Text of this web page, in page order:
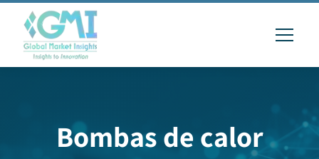
Bombas de calor